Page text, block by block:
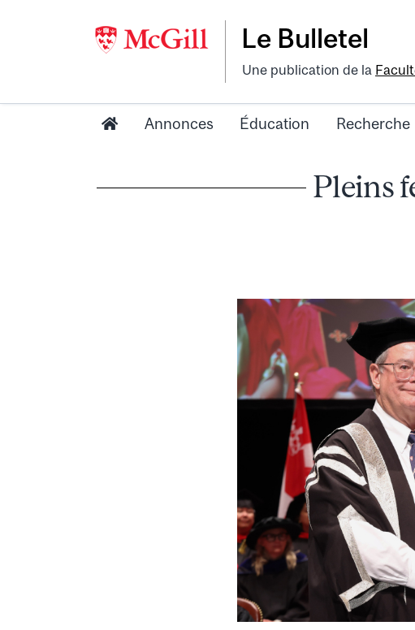
Le Bulletel
Une publication de la
Annonces Éducation Recherche
Pleins